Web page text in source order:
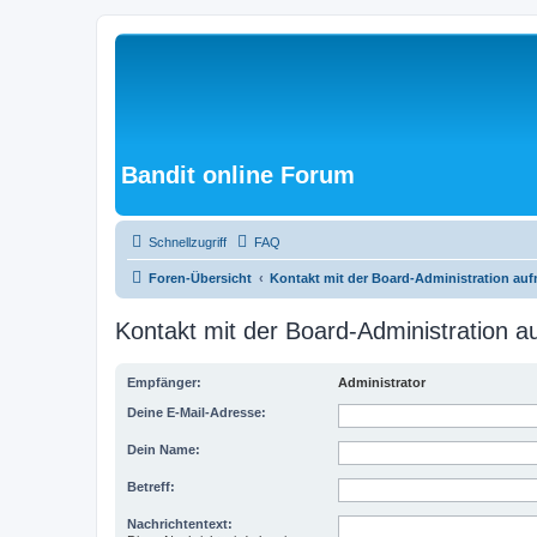
Bandit online Forum
Schnellzugriff FAQ
Foren-Übersicht Kontakt mit der Board-Administration
Kontakt mit der Board-Administration
Empfänger: Administrator
Deine E-Mail-Adresse:
Dein Name:
Betreff:
Nachrichtentext: